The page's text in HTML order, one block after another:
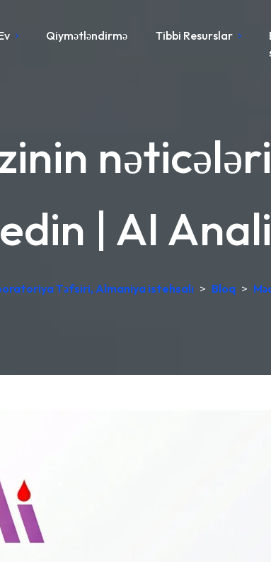
Qiymətləndirmə Tibbi Resurslar
edin | AI
Təfsiri, Almaniya istehsalı > Bloq >